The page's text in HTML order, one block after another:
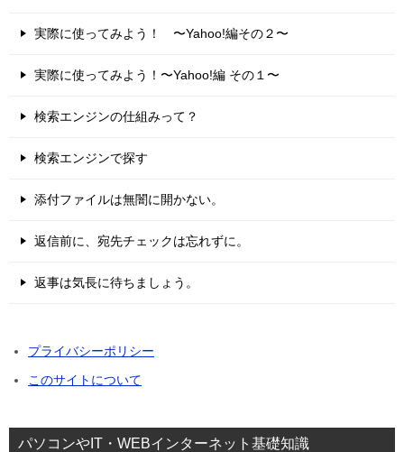
実際に使ってみよう！ 〜Yahoo!編その２〜
実際に使ってみよう！〜Yahoo!編 その１〜
検索エンジンの仕組みって？
検索エンジンで探す
添付ファイルは無闇に開かない。
返信前に、宛先チェックは忘れずに。
返事は気長に待ちましょう。
プライバシーポリシー
このサイトについて
パソコンやIT・WEBインターネット基礎知識